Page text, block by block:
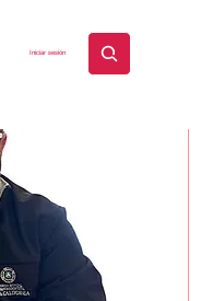
Iniciar sesión